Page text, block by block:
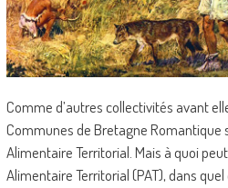
Comme d’autres collectivités avant
Communes de Bretagne Romantique
Alimentaire Territorial. Mais à quoi
Alimentaire Territorial (PAT), dans